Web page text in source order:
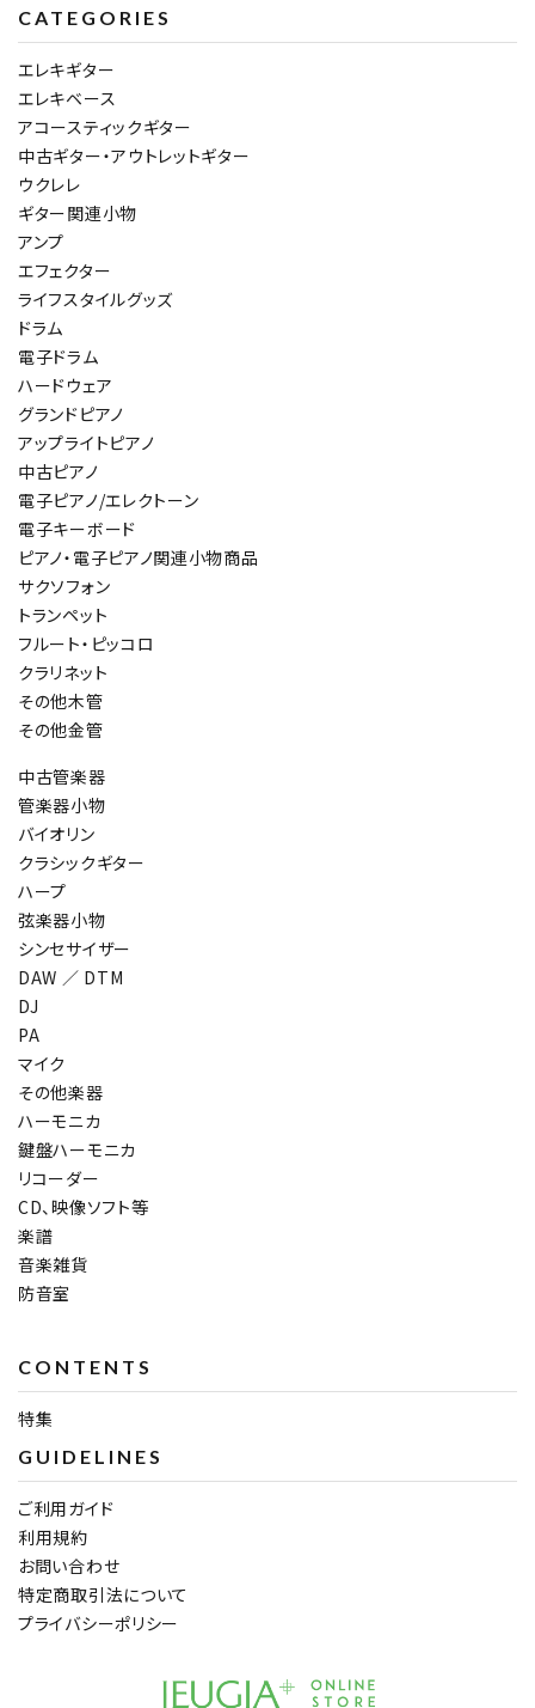
CATEGORIES
エレキギター
エレキベース
アコースティックギター
中古ギター・アウトレットギター
ウクレレ
ギター関連小物
アンプ
エフェクター
ライフスタイルグッズ
ドラム
電子ドラム
ハードウェア
グランドピアノ
アップライトピアノ
中古ピアノ
電子ピアノ/エレクトーン
電子キーボード
ピアノ・電子ピアノ関連小物商品
サクソフォン
トランペット
フルート・ピッコロ
クラリネット
その他木管
その他金管
中古管楽器
管楽器小物
バイオリン
クラシックギター
ハープ
弦楽器小物
シンセサイザー
DAW ／ DTM
DJ
PA
マイク
その他楽器
ハーモニカ
鍵盤ハーモニカ
リコーダー
CD、映像ソフト等
楽譜
音楽雑貨
防音室
CONTENTS
特集
GUIDELINES
ご利用ガイド
利用規約
お問い合わせ
特定商取引法について
プライバシーポリシー